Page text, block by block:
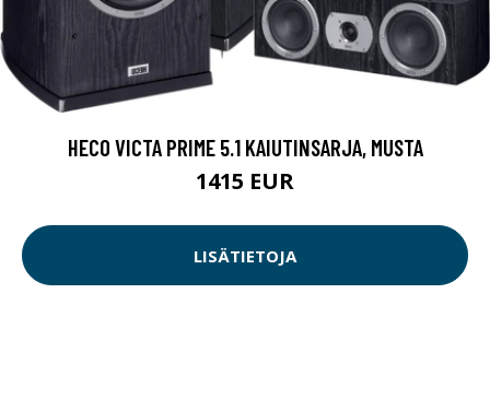
HECO VICTA PRIME 5.1 KAIUTINSARJA, MUSTA
1415 EUR
LISÄTIETOJA